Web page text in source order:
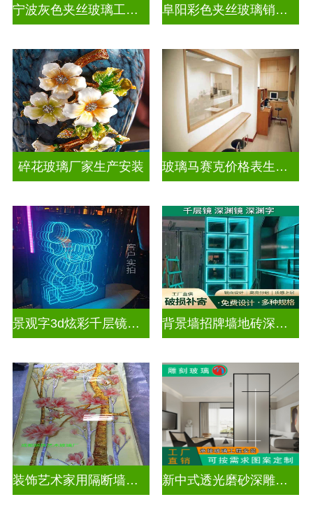
宁波灰色夹丝玻璃工厂招聘 阜阳彩色夹丝玻璃销售电话
碎花玻璃厂家生产安装 玻璃马赛克价格表生产电话
景观字3d炫彩千层镜深渊镜 背景墙招牌墙地砖深渊镜千层镜
装饰艺术家用隔断墙深雕玻璃 新中式透光磨砂深雕玻璃